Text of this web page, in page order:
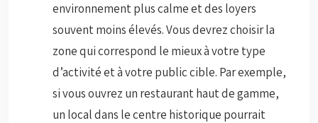
environnement plus calme et des loyers
souvent moins élevés. Vous devrez choisir la
zone qui correspond le mieux à votre type
d’activité et à votre public cible. Par exemple,
si vous ouvrez un restaurant haut de gamme,
un local dans le centre historique pourrait